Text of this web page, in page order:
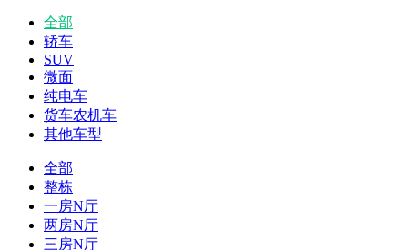
全部
轿车
SUV
微面
纯电车
货车农机车
其他车型
全部
整栋
一房N厅
两房N厅
三房N厅